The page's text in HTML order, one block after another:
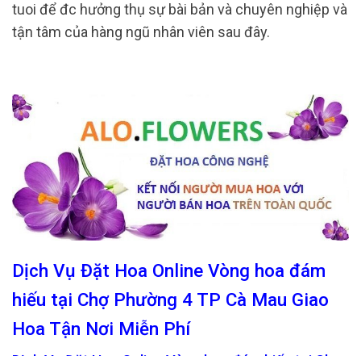
tuoi để đc hưởng thụ sự bài bản và chuyên nghiệp và
tận tâm của hàng ngũ nhân viên sau đây.
Dịch Vụ Đặt Hoa Online Vòng hoa đám
hiếu tại Chợ Phường 4 TP Cà Mau Giao
Hoa Tận Nơi Miễn Phí